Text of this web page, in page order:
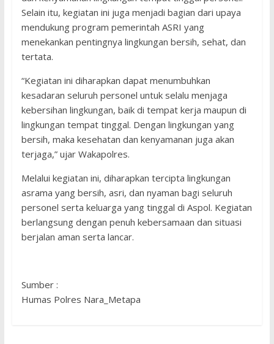
Selain itu, kegiatan ini juga menjadi bagian dari upaya
mendukung program pemerintah ASRI yang
menekankan pentingnya lingkungan bersih, sehat, dan
tertata.
“Kegiatan ini diharapkan dapat menumbuhkan
kesadaran seluruh personel untuk selalu menjaga
kebersihan lingkungan, baik di tempat kerja maupun di
lingkungan tempat tinggal. Dengan lingkungan yang
bersih, maka kesehatan dan kenyamanan juga akan
terjaga,” ujar Wakapolres.
Melalui kegiatan ini, diharapkan tercipta lingkungan
asrama yang bersih, asri, dan nyaman bagi seluruh
personel serta keluarga yang tinggal di Aspol. Kegiatan
berlangsung dengan penuh kebersamaan dan situasi
berjalan aman serta lancar.
Sumber :
Humas Polres Nara_Metapa